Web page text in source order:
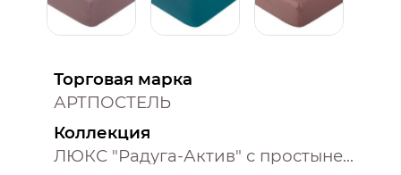
Торговая марка
АРТПОСТЕЛЬ
Коллекция
ЛЮКС "Радуга-Актив" с простыней на резинке